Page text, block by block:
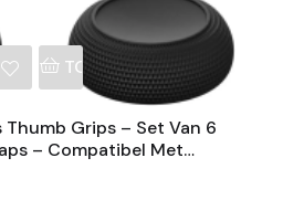
TOEVOEGEN AAN
Thumb Grips – Set Van 6
– Compatibel Met